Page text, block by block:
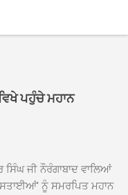
ਪਹੁੰਚੇ ਮਹਾਨ
ਸਿੰਘ ਜੀ ਨੌਰੰਗਾਬਾਦ ਵਾਲਿਆਂ
ਨੂੰ ਸਮਰਪਿਤ ਮਹਾਨ